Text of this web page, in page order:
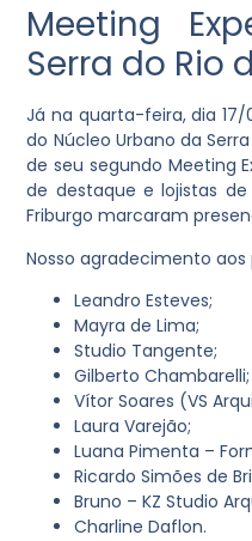
Meeting
Serra do Rio
Já na quarta-feira, dia 17/
do Núcleo Urbano da
de seu segundo Meeting
de destaque e lojistas de
Friburgo marcaram
Nosso agradecimento aos
Leandro Esteves;
Mayra de Lima;
Studio Tangente;
Gilberto Chambarelli;
Vítor Soares (VS
Laura Varejão;
Luana Pimenta –
Ricardo Simões de
Bruno – KZ Studio
Charline Daflon.